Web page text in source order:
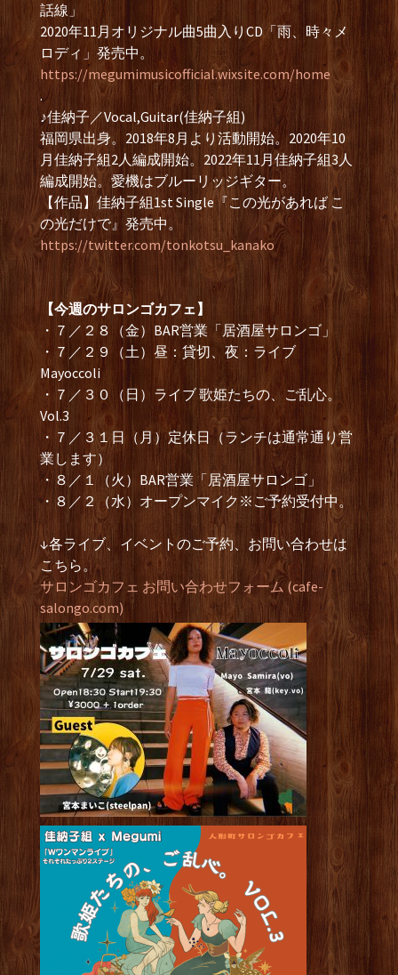
話線」
2020年11月オリジナル曲5曲入りCD「雨、時々メ
ロディ」発売中。
https://megumimusicofficial.wixsite.com/home
.
♪佳納子／Vocal,Guitar(佳納子組)
福岡県出身。2018年8月より活動開始。2020年10
月佳納子組2人編成開始。2022年11月佳納子組3人
編成開始。愛機はブルーリッジギター。
【作品】佳納子組1st Single『この光があれば こ
の光だけで』発売中。
https://twitter.com/tonkotsu_kanako
【今週のサロンゴカフェ】
・７／２８（金）BAR営業「居酒屋サロンゴ」
・７／２９（土）昼：貸切、夜：ライブ
Mayoccoli
・７／３０（日）ライブ 歌姫たちの、ご乱心。
Vol.3
・７／３１日（月）定休日（ランチは通常通り営
業します）
・８／１（火）BAR営業「居酒屋サロンゴ」
・８／２（水）オープンマイク※ご予約受付中。
↓各ライブ、イベントのご予約、お問い合わせは
こちら。
サロンゴカフェ お問い合わせフォーム (cafe-
salongo.com)